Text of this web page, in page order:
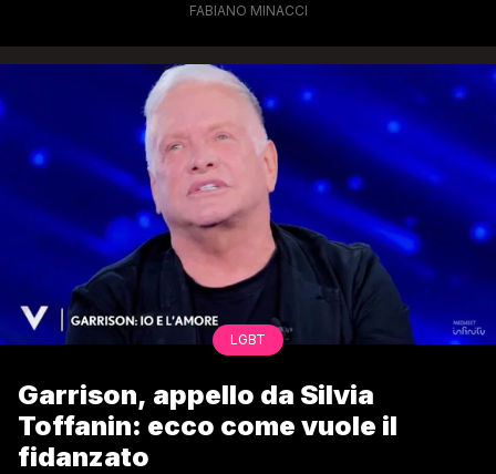
FABIANO MINACCI
LGBT
Garrison, appello da Silvia
Toffanin: ecco come vuole il
fidanzato